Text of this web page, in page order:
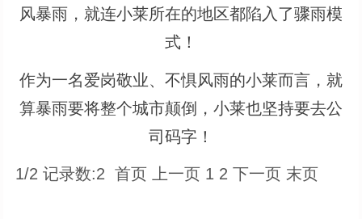
风暴雨，就连小莱所在的地区都陷入了骤雨模
式！
作为一名爱岗敬业、不惧风雨的小莱而言，就
算暴雨要将整个城市颠倒，小莱也坚持要去公
司码字！
1/2 记录数:2 首页 上一页 1 2 下一页 末页